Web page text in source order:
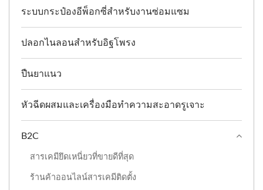
ระบบกระป๋องอีพ็อกซี่สำหรับงานซ่อมแซม
ปลอกไนลอนสำหรับอิฐโพรง
ปืนยาแนว
หัวฉีดผสมและเครื่องมือทำความสะอาดรูเจาะ
B2C
สารเคมียึดเหนี่ยวที่ขายดีที่สุด
ร้านค้าออนไลน์สารเคมีติดตั้ง